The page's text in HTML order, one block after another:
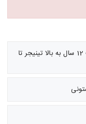
توضیحات: جنس دورس عاالی مناسب 12 سال به بالا تینیجر تا